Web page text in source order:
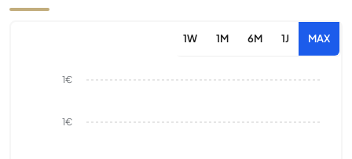
1W 1M 6M 1J MAX
1€
1€